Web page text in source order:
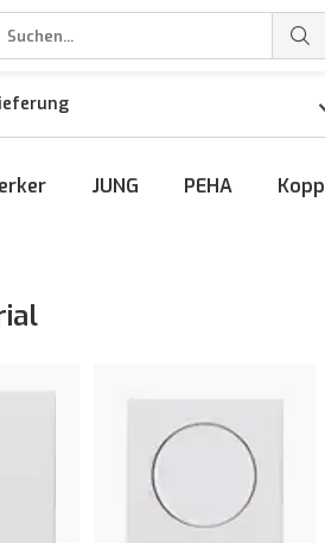
JUNG PEHA Kopp